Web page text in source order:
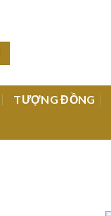
TƯỢNG ĐỒNG